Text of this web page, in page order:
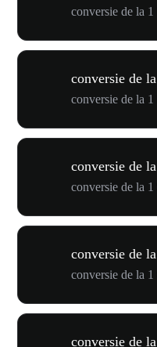
conversie de la
conversie de
conversie de la
conversie de
conversie de la
conversie de
conversie de la
conversie de